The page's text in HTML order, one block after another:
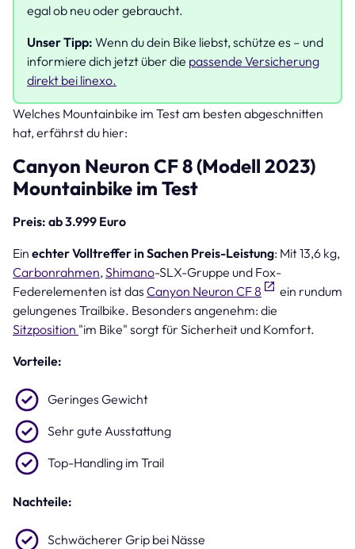
egal ob neu oder gebraucht.
Unser Tipp: Wenn du dein Bike liebst, schütze es – und
informiere dich jetzt über die passende Versicherung
direkt bei linexo.
Welches Mountainbike im Test am besten abgeschnitten
hat, erfährst du hier:
Canyon Neuron CF 8 (Modell 2023)
Mountainbike im Test
Preis: ab 3.999 Euro
Ein echter Volltreffer in Sachen Preis-Leistung: Mit 13,6 kg,
Carbonrahmen, Shimano-SLX-Gruppe und Fox-
Federelementen ist das Canyon Neuron CF 8
ein rundum
gelungenes Trailbike. Besonders angenehm: die
Sitzposition "im Bike" sorgt für Sicherheit und Komfort.
Vorteile:
Geringes Gewicht
Sehr gute Ausstattung
Top-Handling im Trail
Nachteile:
Schwächerer Grip bei Nässe